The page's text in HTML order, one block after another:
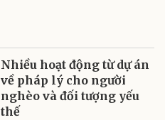
Nhiều hoạt động từ dự án
về pháp lý cho người
nghèo và đối tượng yếu
thế